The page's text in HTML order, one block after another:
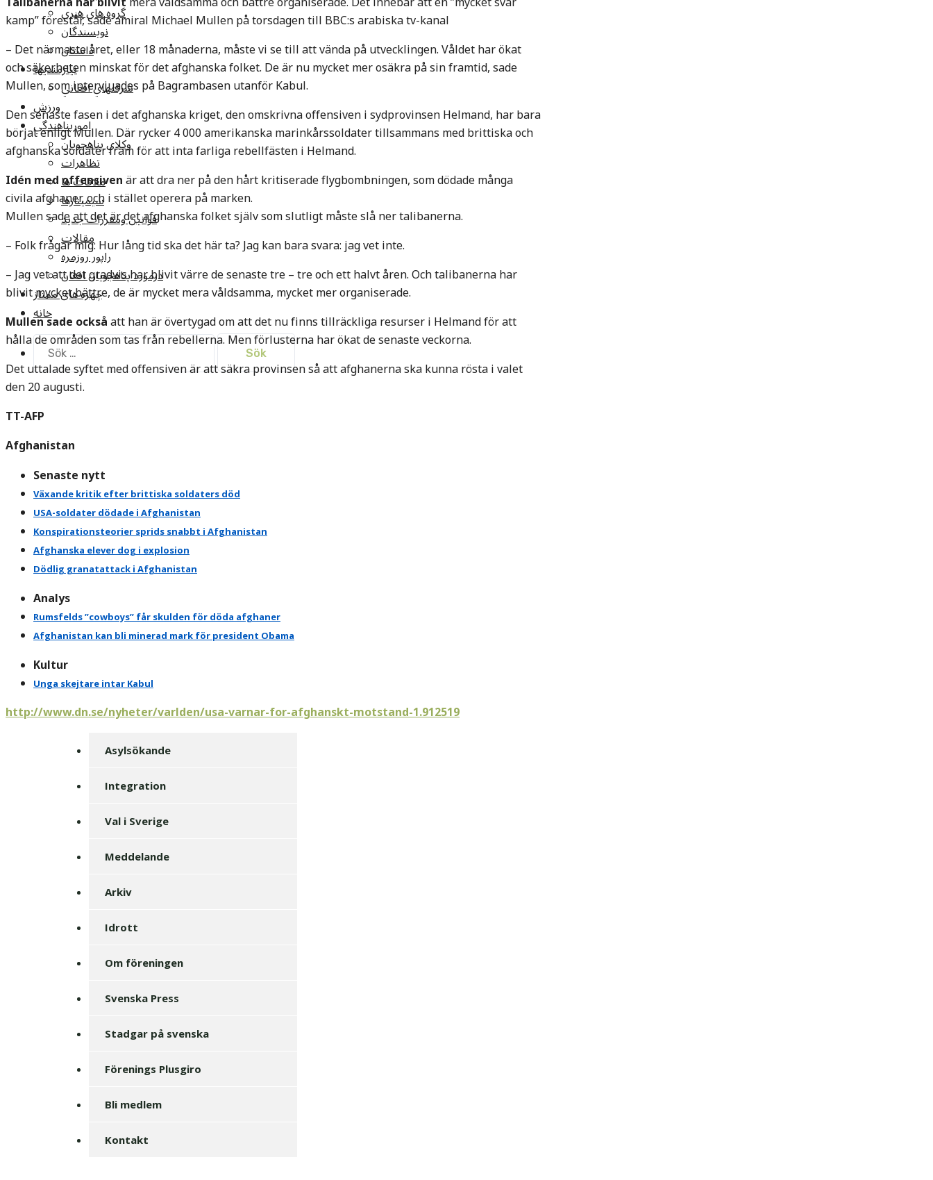
گروه هاي هنري
نويسندگان
داستان
نيازمنديها
شرکتهاي افغاني
ورزش
امورپناهندگي
وکلاي پناهجويان
تظاهرات
ملاقات ها
سيمينارها
قوانين ومقررات جديد
مقالات
راپور روزمره
درمورد پناهجويان افغان
چهره های ممتاز
خانه
Sök
efter:
kamp” förestår, sade amiral Michael Mullen på torsdagen till BBC:s arabiska tv-kanal
– Det närmaste året, eller 18 månaderna, måste vi se till att vända på utvecklingen. Våldet har ökat
och säkerheten minskat för det afghanska folket. De är nu mycket mer osäkra på sin framtid, sade
Mullen, som intervjuades på Bagrambasen utanför Kabul.
Den senaste fasen i det afghanska kriget, den omskrivna offensiven i sydprovinsen Helmand, har bara
börjat enligt Mullen. Där rycker 4 000 amerikanska marinkårssoldater tillsammans med brittiska och
afghanska soldater fram för att inta farliga rebellfästen i Helmand.
Idén med offensivenär att dra ner på den hårt kritiserade flygbombningen, som dödade många
civila afghaner, och i stället operera på marken.
Mullen sade att det är det afghanska folket själv som slutligt måste slå ner talibanerna.
– Folk frågar mig: Hur lång tid ska det här ta? Jag kan bara svara: jag vet inte.
– Jag vet att det gradvis har blivit värre de senaste tre – tre och ett halvt åren. Och talibanerna har
blivit mycket bättre, de är mycket mera våldsamma, mycket mer organiserade.
Mullen sade ocksåatt han är övertygad om att det nu finns tillräckliga resurser i Helmand för att
hålla de områden som tas från rebellerna. Men förlusterna har ökat de senaste veckorna.
Det uttalade syftet med offensiven är att säkra provinsen så att afghanerna ska kunna rösta i valet
den 20 augusti.
TT-AFP
Afghanistan
Senaste nytt
Växande kritik efter brittiska soldaters död
USA-soldater dödade i Afghanistan
Konspirationsteorier sprids snabbt i Afghanistan
Afghanska elever dog i explosion
Dödlig granatattack i Afghanistan
Analys
Rumsfelds ”cowboys” får skulden för döda afghaner
Afghanistan kan bli minerad mark för president Obama
Kultur
Unga skejtare intar Kabul
http://www.dn.se/nyheter/varlden/usa-varnar-for-afghanskt-motstand-1.912519
Asylsökande
Integration
Val i Sverige
Meddelande
Arkiv
Idrott
Om föreningen
Svenska Press
Stadgar på svenska
Förenings Plusgiro
Bli medlem
Kontakt